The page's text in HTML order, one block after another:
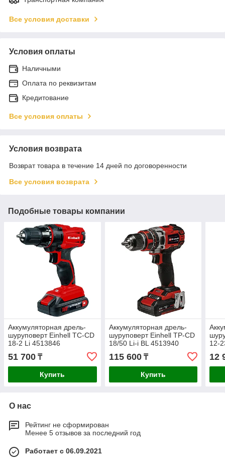
Все условия доставки
Условия оплаты
Наличными
Оплата по реквизитам
Кредитование
Все условия оплаты
Условия возврата
Возврат товара в течение 14 дней по договоренности
Все условия возврата
Подобные товары компании
Аккумуляторная дрель-
шуруповерт Einhell TC-CD
18-2 Li 4513846
51 700 ₸
Купить
Аккумуляторная дрель-
шуруповерт Einhell TP-CD
18/50 Li-i BL 4513940
115 600₸
Купить
12-
12
О нас
Рейтинг не сформирован
Менее 5 отзывов за последний год
Работает с 06.09.2021